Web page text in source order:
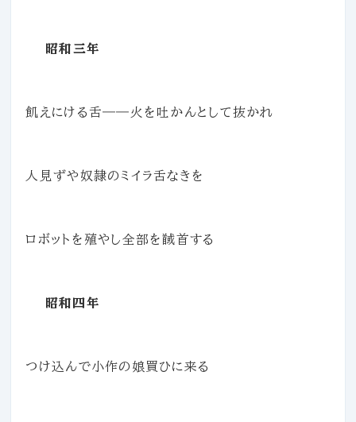
昭和三年
飢えにける舌――火を吐かんとして抜かれ
人見ずや奴隷のミイラ舌なきを
ロボットを殖やし全部を馘首する
昭和四年
つけ込んで小作の娘買ひに来る